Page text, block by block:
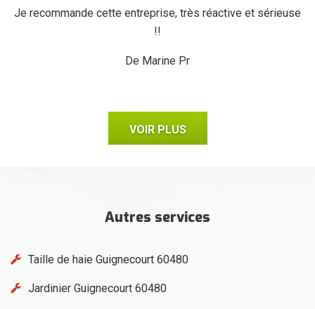
Je recommande cette entreprise, très réactive et sérieuse
!!
De Marine Pr
VOIR PLUS
Autres services
Taille de haie Guignecourt 60480
Jardinier Guignecourt 60480